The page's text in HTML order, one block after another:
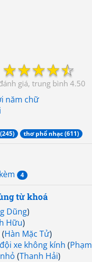
☆
☆
☆
☆
☆
4.50
năm chữ
thơ phổ nhạc (611)
4
từ khoá
Dũng)
Hữu)
(Hàn Mặc Tử)
xe không kính (
(Thanh Hải)